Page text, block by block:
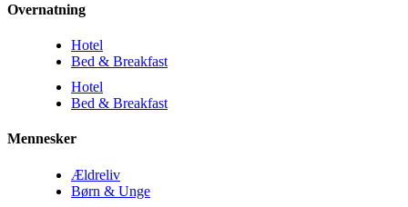
Overnatning
Hotel
Bed & Breakfast
Hotel
Bed & Breakfast
Mennesker
Ældreliv
Børn & Unge